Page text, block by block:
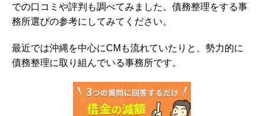
での口コミや評判も調べてみました。債務整理をする事
務所選びの参考にしてみてください。
最近では沖縄を中心にCMも流れていたりと、勢力的に
債務整理に取り組んでいる事務所です。